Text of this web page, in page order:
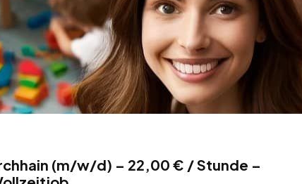
(m/w/d) – 22,00 € / Stunde –